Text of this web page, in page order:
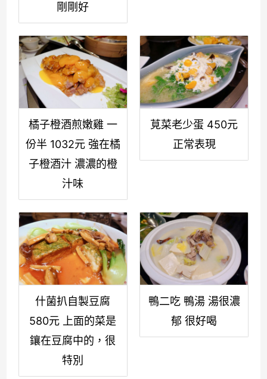
剛剛好
橘子橙酒煎嫩雞 一
份半 1032元 強在橘
子橙酒汁 濃濃的橙
汁味
莧菜老少蛋 450元
正常表現
什菌扒自製豆腐
580元 上面的菜是
鑲在豆腐中的，很
特別
鴨二吃 鴨湯 湯很濃
郁 很好喝